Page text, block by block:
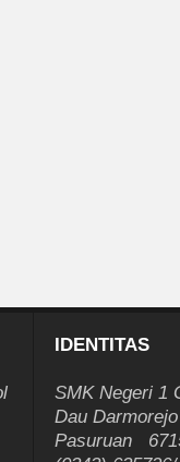
IDENTITAS
SMK Negeri 1
Dau
Pasuruan